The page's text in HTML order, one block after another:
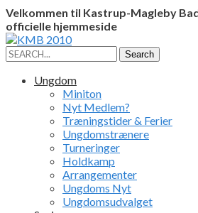
Velkommen til Kastrup-Magleby
officielle hjemmeside
Facebook
Profile
Instagram
Profile
Search
for:
Search
Ungdom
Miniton
Nyt Medlem?
Træningstider & Ferier
Ungdomstrænere
Turneringer
Holdkamp
Arrangementer
Ungdoms Nyt
Ungdomsudvalget